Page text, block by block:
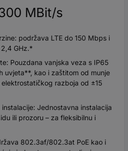
MBit/s
podržava LTE do 150 Mbps i
GHz.*
Pouzdana vanjska veza s IP65
uvjeta**, kao i zaštitom od munje
razboja od ±15
Jednostavna instalacija
ili prozoru – za fleksibilnu i
802.3af/802.3at PoE kao i